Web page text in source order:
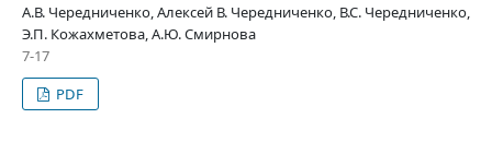
А.В. Чередниченко, Алексей В. Чередниченко, В.С. Чередниченко,
Э.П. Кожахметова, А.Ю. Смирнова
7-17
PDF